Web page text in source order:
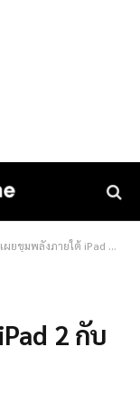
มพลังภายใต้ iPad 2 กับ PowerVR SGX543
2 กับ